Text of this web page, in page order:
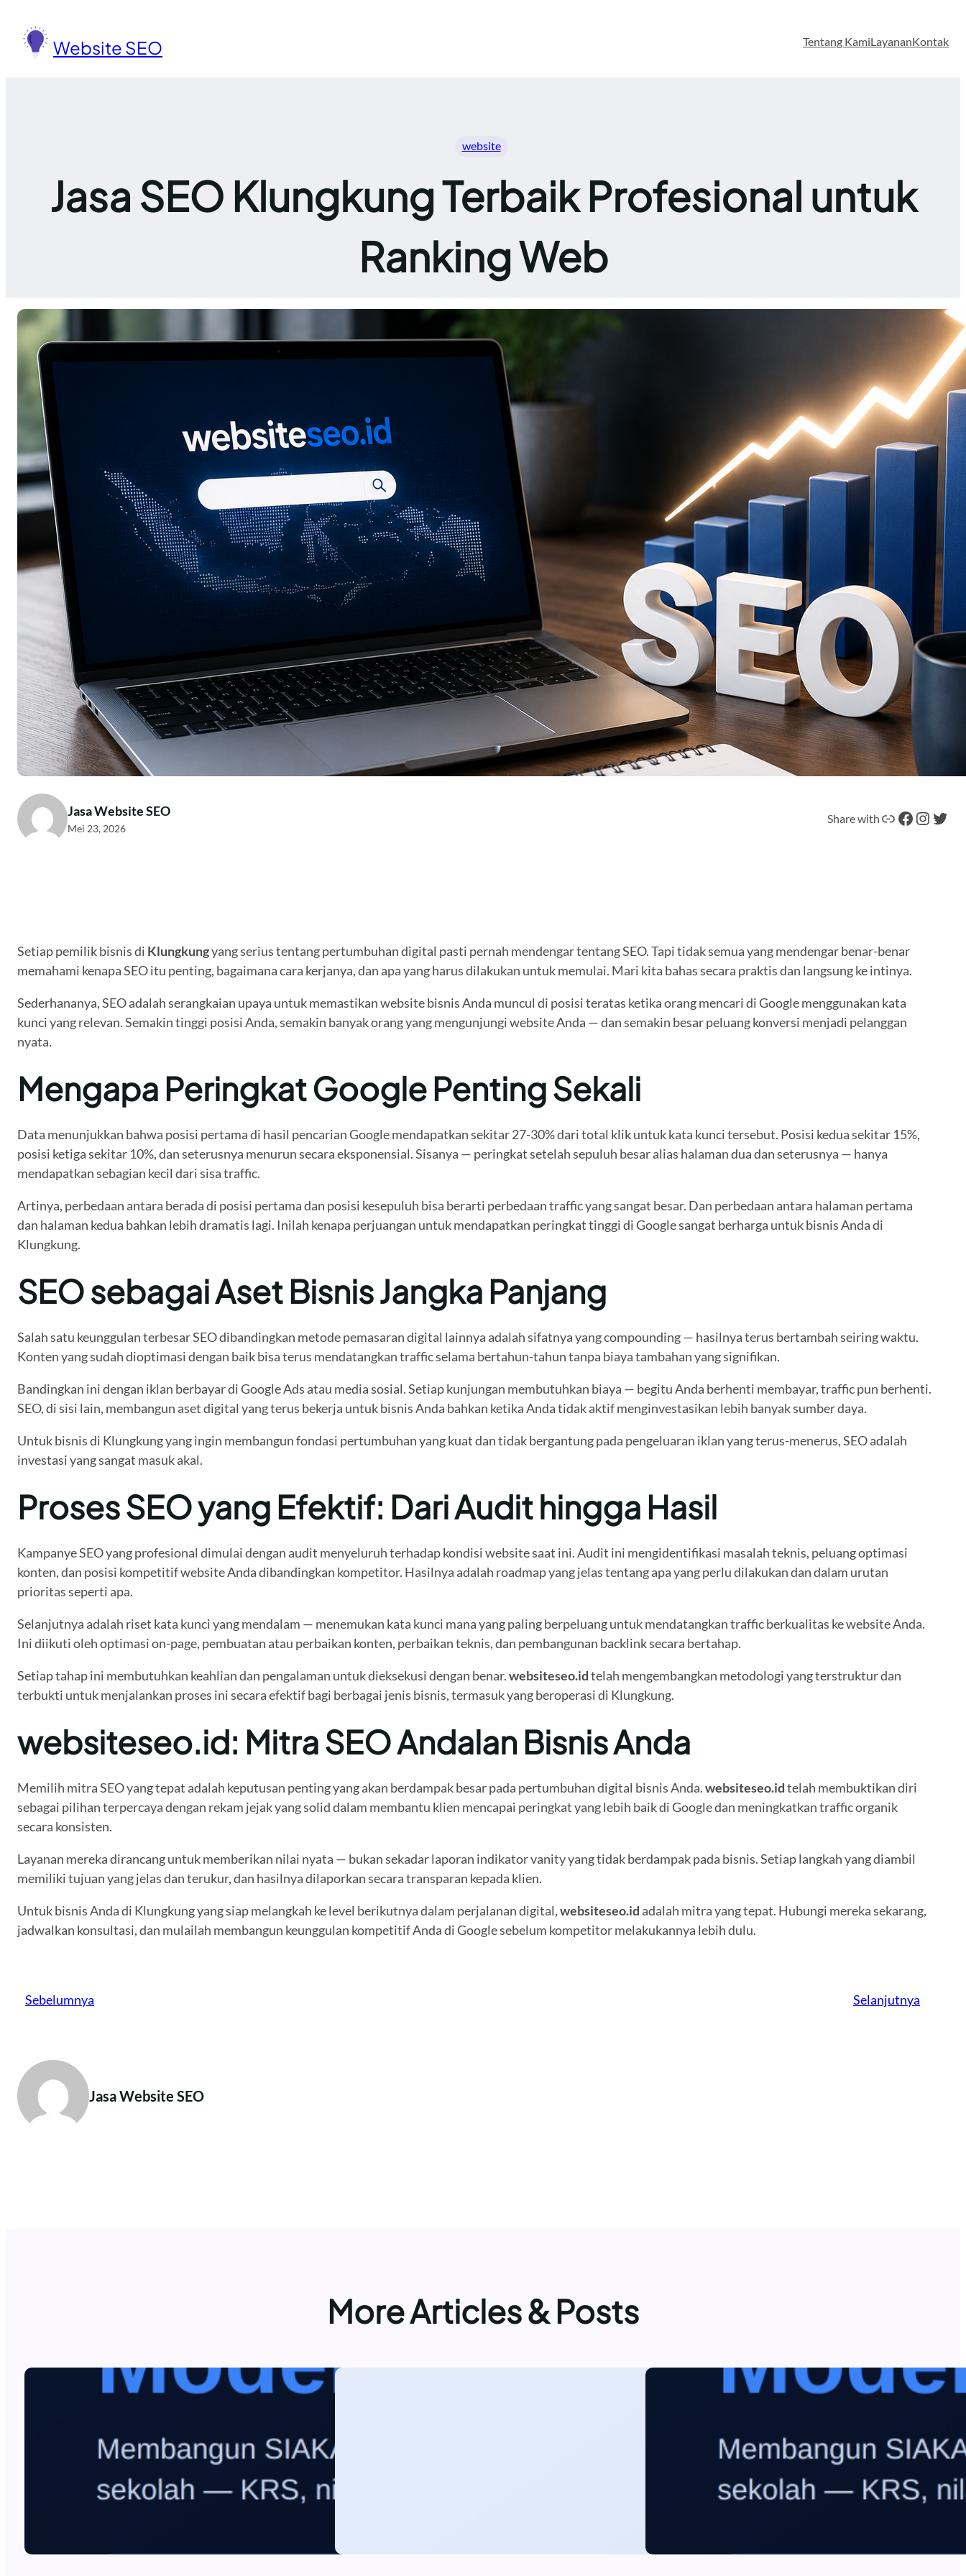
konten
Website SEO Tentang KamiLayananKontak
website
Jasa SEO Klungkung Terbaik Profesional untuk
Ranking Web
Jasa Website SEO
Mei 23, 2026
Share with Tautan Facebook Instagram Twitter
Setiap pemilik bisnis di Klungkungyang serius tentang pertumbuhan digital pasti pernah mendengar tentang SEO. Tapi tidak semua yang mendengar benar-benar
memahami kenapa SEO itu penting, bagaimana cara kerjanya, dan apa yang harus dilakukan untuk memulai. Mari kita bahas secara praktis dan langsung ke intinya.
Sederhananya, SEO adalah serangkaian upaya untuk memastikan website bisnis Anda muncul di posisi teratas ketika orang mencari di Google menggunakan kata
kunci yang relevan. Semakin tinggi posisi Anda, semakin banyak orang yang mengunjungi website Anda — dan semakin besar peluang konversi menjadi pelanggan
nyata.
Mengapa Peringkat Google Penting Sekali
Data menunjukkan bahwa posisi pertama di hasil pencarian Google mendapatkan sekitar 27-30% dari total klik untuk kata kunci tersebut. Posisi kedua sekitar 15%,
posisi ketiga sekitar 10%, dan seterusnya menurun secara eksponensial. Sisanya — peringkat setelah sepuluh besar alias halaman dua dan seterusnya — hanya
mendapatkan sebagian kecil dari sisa traffic.
Artinya, perbedaan antara berada di posisi pertama dan posisi kesepuluh bisa berarti perbedaan traffic yang sangat besar. Dan perbedaan antara halaman pertama
dan halaman kedua bahkan lebih dramatis lagi. Inilah kenapa perjuangan untuk mendapatkan peringkat tinggi di Google sangat berharga untuk bisnis Anda di
Klungkung.
SEO sebagai Aset Bisnis Jangka Panjang
Salah satu keunggulan terbesar SEO dibandingkan metode pemasaran digital lainnya adalah sifatnya yang compounding — hasilnya terus bertambah seiring waktu.
Konten yang sudah dioptimasi dengan baik bisa terus mendatangkan traffic selama bertahun-tahun tanpa biaya tambahan yang signifikan.
Bandingkan ini dengan iklan berbayar di Google Ads atau media sosial. Setiap kunjungan membutuhkan biaya — begitu Anda berhenti membayar, traffic pun berhenti.
SEO, di sisi lain, membangun aset digital yang terus bekerja untuk bisnis Anda bahkan ketika Anda tidak aktif menginvestasikan lebih banyak sumber daya.
Untuk bisnis di Klungkung yang ingin membangun fondasi pertumbuhan yang kuat dan tidak bergantung pada pengeluaran iklan yang terus-menerus, SEO adalah
investasi yang sangat masuk akal.
Proses SEO yang Efektif: Dari Audit hingga Hasil
Kampanye SEO yang profesional dimulai dengan audit menyeluruh terhadap kondisi website saat ini. Audit ini mengidentifikasi masalah teknis, peluang optimasi
konten, dan posisi kompetitif website Anda dibandingkan kompetitor. Hasilnya adalah roadmap yang jelas tentang apa yang perlu dilakukan dan dalam urutan
prioritas seperti apa.
Selanjutnya adalah riset kata kunci yang mendalam — menemukan kata kunci mana yang paling berpeluang untuk mendatangkan traffic berkualitas ke website Anda.
Ini diikuti oleh optimasi on-page, pembuatan atau perbaikan konten, perbaikan teknis, dan pembangunan backlink secara bertahap.
Setiap tahap ini membutuhkan keahlian dan pengalaman untuk dieksekusi dengan benar.websiteseo.idtelah mengembangkan metodologi yang terstruktur dan
terbukti untuk menjalankan proses ini secara efektif bagi berbagai jenis bisnis, termasuk yang beroperasi di Klungkung.
websiteseo.id: Mitra SEO Andalan Bisnis Anda
Memilih mitra SEO yang tepat adalah keputusan penting yang akan berdampak besar pada pertumbuhan digital bisnis Anda.websiteseo.idtelah membuktikan diri
sebagai pilihan terpercaya dengan rekam jejak yang solid dalam membantu klien mencapai peringkat yang lebih baik di Google dan meningkatkan traffic organik
secara konsisten.
Layanan mereka dirancang untuk memberikan nilai nyata — bukan sekadar laporan indikator vanity yang tidak berdampak pada bisnis. Setiap langkah yang diambil
memiliki tujuan yang jelas dan terukur, dan hasilnya dilaporkan secara transparan kepada klien.
Untuk bisnis Anda di Klungkung yang siap melangkah ke level berikutnya dalam perjalanan digital,websiteseo.id adalah mitra yang tepat. Hubungi mereka sekarang,
jadwalkan konsultasi, dan mulailah membangun keunggulan kompetitif Anda di Google sebelum kompetitor melakukannya lebih dulu.
Sebelumnya Selanjutnya
Jasa Website SEO
More Articles & Posts